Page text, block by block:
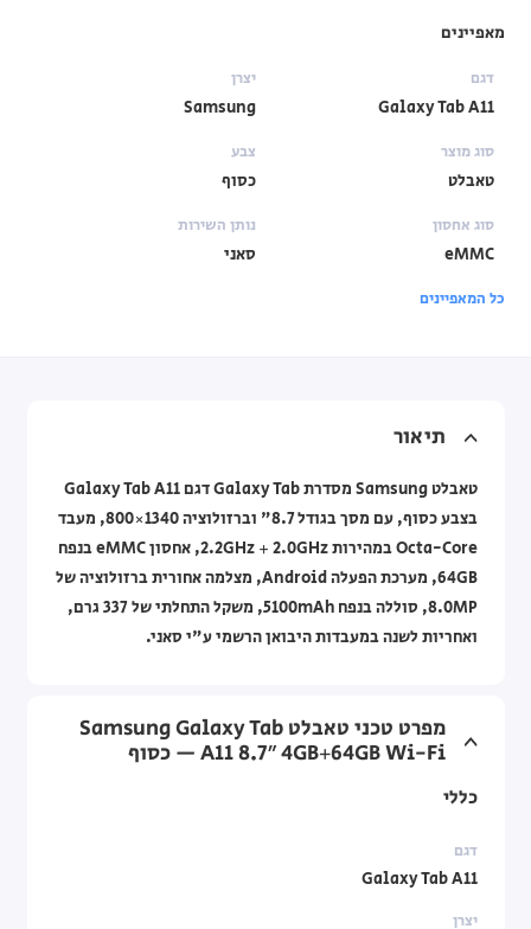
מאפיינים
דגם
Galaxy Tab A11
יצרן
Samsung
סוג מוצר
טאבלט
צבע
כסוף
סוג אחסון
eMMC
נותן השירות
סאני
כל המאפיינים
תיאור
טאבלט Samsung מסדרת Galaxy Tab דגם Galaxy Tab A11
בצבע כסוף, עם מסך בגודל 8.7" וברזולוציה 1340×800, מעבד
Octa-Core במהירות 2.2GHz + 2.0GHz, אחסון eMMC בנפח
64GB, מערכת הפעלה Android, מצלמה אחורית ברזולוציה של
8.0MP, סוללה בנפח 5100mAh, משקל התחלתי של 337 גרם,
ואחריות לשנה במעבדות היבואן הרשמי ע"י סאני.
מפרט טכני טאבלט Samsung Galaxy Tab
A11 8.7″ 4GB+64GB Wi-Fi — כסוף
כללי
דגם
Galaxy Tab A11
יצרן